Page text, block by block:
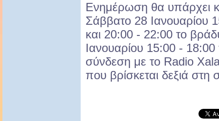
Eνημέρωση θα υπάρχει
Σάββατο 28 Ιανουαρίου
και 20:00 - 22:00 το
Ιανουαρίου 15:00 -
σύνδεση με το Radio
που βρίσκεται δεξιά στη